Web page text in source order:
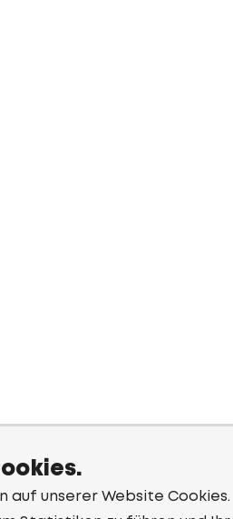
auf unserer Website Cookies.